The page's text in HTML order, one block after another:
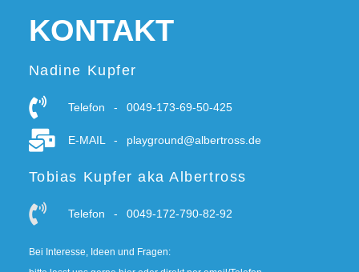
KONTAKT
Nadine Kupfer
Telefon - 0049-173-69-50-425
E-MAIL - playground@albertross.de
Tobias Kupfer aka Albertross
Telefon - 0049-172-790-82-92
Bei Interesse, Ideen und Fragen: